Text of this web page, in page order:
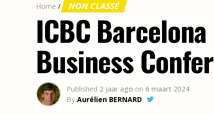
Home / NON CLASSÉ
ICBC
Business
Published 2 jaar ago on 6 maart 2024
By Aurélien BERNARD